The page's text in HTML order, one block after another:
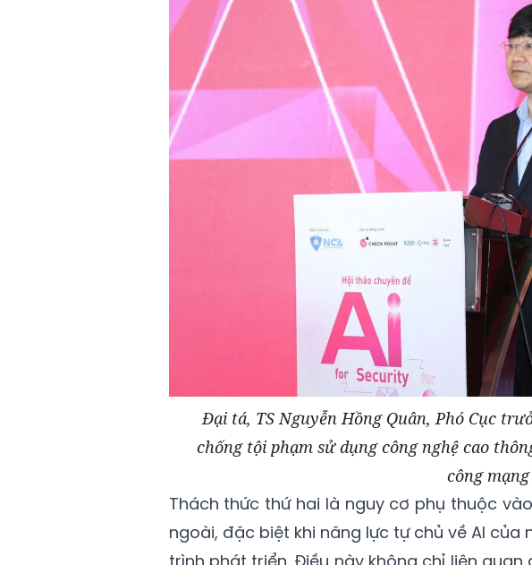
Đại tá, TS Nguyễn Hồng Quân, Phó Cục
chống tội phạm sử dụng công nghệ cao
công mạng
Thách thức thứ hai là nguy cơ phụ thuộc
ngoài, đặc biệt khi năng lực tự chủ về AI